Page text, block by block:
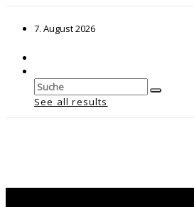
7. August 2026
See all results